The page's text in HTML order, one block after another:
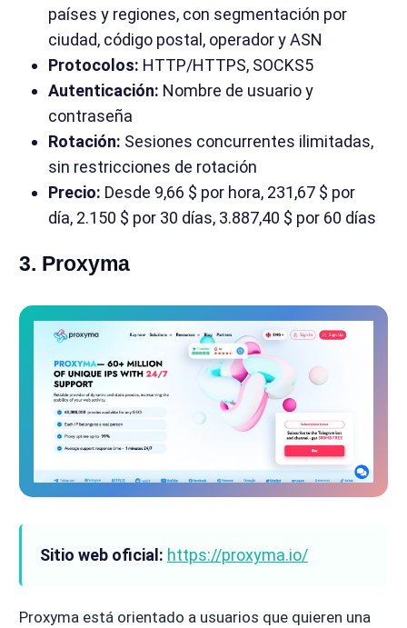
países y regiones, con segmentación por
ciudad, código postal, operador y ASN
Protocolos: HTTP/HTTPS, SOCKS5
Autenticación: Nombre de usuario y
contraseña
Rotación: Sesiones concurrentes ilimitadas,
sin restricciones de rotación
Precio: Desde 9,66 $ por hora, 231,67 $ por
día, 2.150 $ por 30 días, 3.887,40 $ por 60 días
3. Proxyma
Sitio web oficial: https://proxyma.io/
Proxyma está orientado a usuarios que quieren una